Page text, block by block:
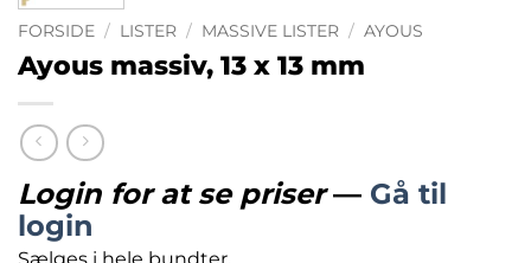
FORSIDE / LISTER / MASSIVE LISTER / AYOUS
Ayous massiv, 13 x 13 mm
Login for at se priser— Gå til
login